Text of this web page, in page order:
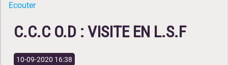
Ecouter
C.C.C O.D : VISITE EN L.S.F
10-09-2020 16:38